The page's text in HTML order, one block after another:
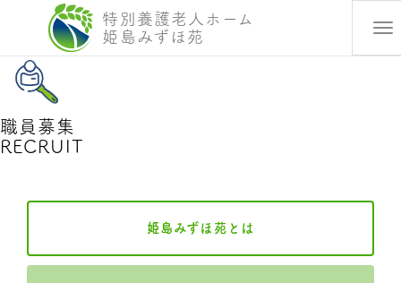
特別養護老人ホーム
姫島みずほ苑
職員募集
RECRUIT
姫島みずほ苑とは